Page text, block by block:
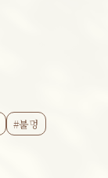
#불멍